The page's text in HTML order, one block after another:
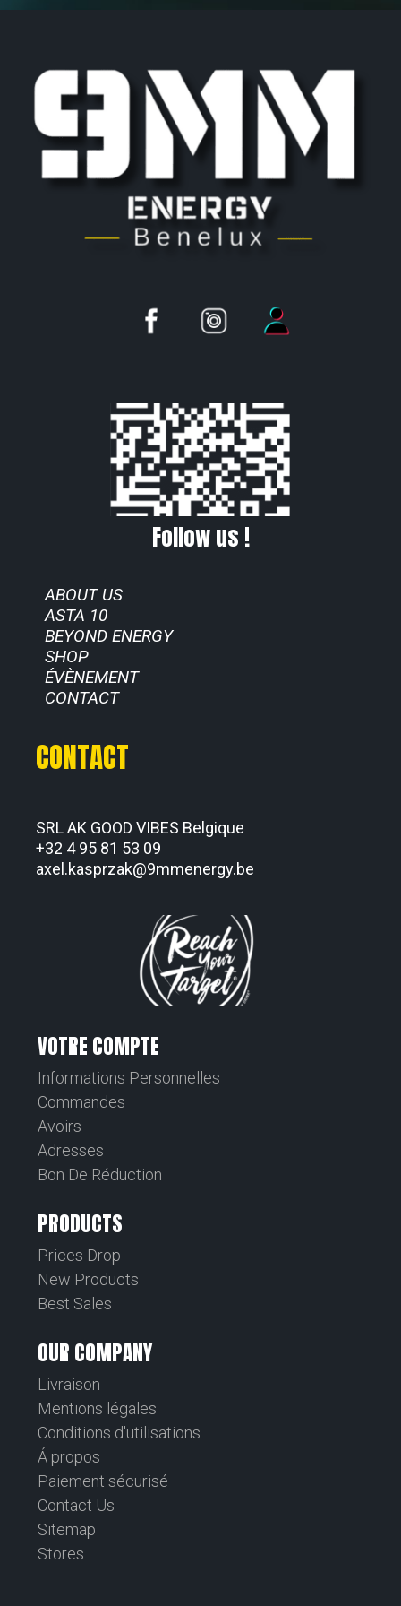
Follow us !
ABOUT US
ASTA 10
BEYOND ENERGY
SHOP
ÉVÈNEMENT
CONTACT
CONTACT
SRL AK GOOD VIBES Belgique
+32 4 95 81 53 09
axel.kasprzak@9mmenergy.be
VOTRE COMPTE
Informations Personnelles
Commandes
Avoirs
Adresses
Bon De Réduction
PRODUCTS
Prices Drop
New Products
Best Sales
OUR COMPANY
Livraison
Mentions légales
Conditions d'utilisations
Á propos
Paiement sécurisé
Contact Us
Sitemap
Stores